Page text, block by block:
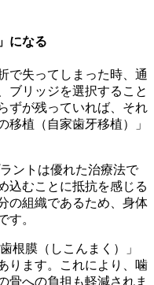
になる
で失ってしまった時、通
ブリッジを選択すること
ずが残っていれば、それ
植（自家歯牙移植）」
ントは優れた治療法で
込むことに抵抗を感じる
の組織であるため、身体
す。
根膜（しこんまく）」
ります。これにより、噛
骨への負担も軽減されま